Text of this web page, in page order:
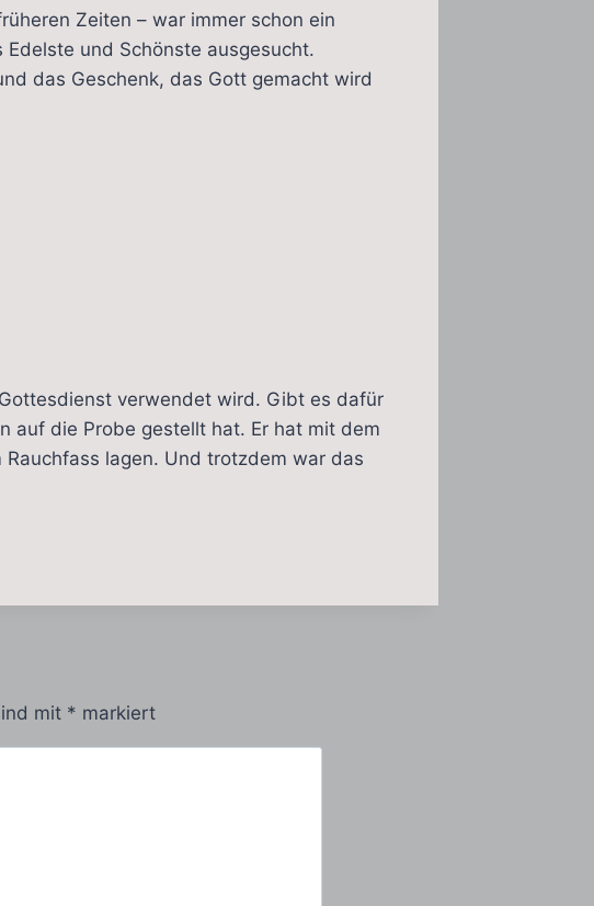
Zeiten – war immer schon ein
und Schönste ausgesucht.
das Geschenk, das Gott gemacht wird
verwendet wird. Gibt es dafür
auf die Probe gestellt hat. Er hat mit dem
lagen. Und trotzdem war das
mit * markiert